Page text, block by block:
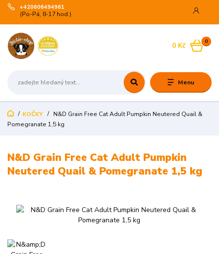
Menu
+420606494961
(Po-Pá, 8-17 hod.)
0
0 Kč
KOČKY
N&D Grain Free Cat Adult Pumpkin Neutered Quail &
Pomegranate 1,5 kg
N&D Grain Free Cat Adult Pumpkin
Neutered Quail & Pomegranate 1,5 kg